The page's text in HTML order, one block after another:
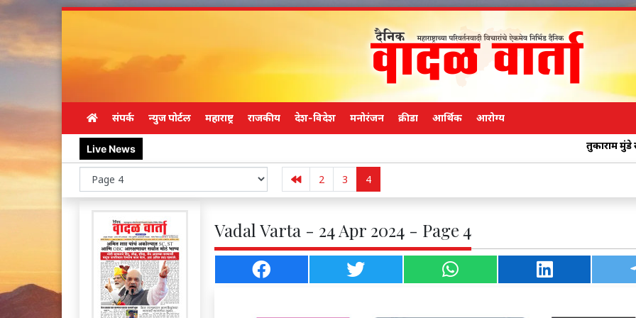
संपर्क न्युज पोर्टल महाराष्ट्र राजकीय देश-विदेश मनोरंजन क्रीडा आर्थिक आरोग्य
Live News तुकाराम मुंडे साहेब, एकदा
2 3 4
Vadal Varta - 24 Apr 2024 - Page 4